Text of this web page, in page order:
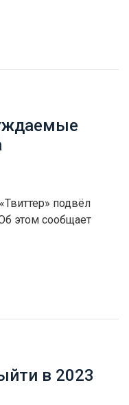
подвёл
этом сообщает
в 2023